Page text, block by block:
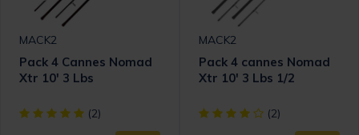
Rating
MACK2
Pack 4 Cannes Nomad
Xtr 10' 3 Lbs
[object Object] out of 5 Customer Rating
(2)
MACK2
Pack 4 cannes Nomad
Xtr 10' 3 Lbs 1/2
[object Object] out of 5
(2)